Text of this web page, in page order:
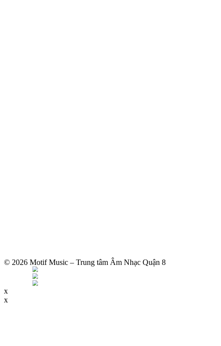
© 2026 Motif Music – Trung tâm Âm Nhạc Quận 8
x
x